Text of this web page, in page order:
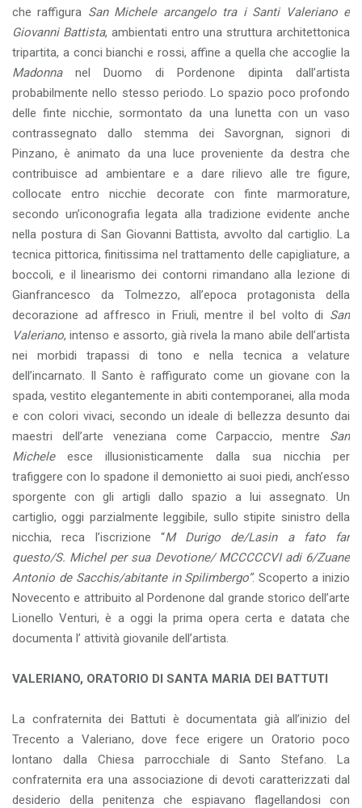
che raffigura San Michele arcangelo tra i Santi Valeriano e
Giovanni Battista, ambientati entro una struttura architettonica
tripartita, a conci bianchi e rossi, affine a quella che accoglie la
Madonnanel Duomo di Pordenone dipinta dall’artista
probabilmente nello stesso periodo. Lo spazio poco profondo
delle finte nicchie, sormontato da una lunetta con un vaso
contrassegnato dallo stemma dei Savorgnan, signori di
Pinzano, è animato da una luce proveniente da destra che
contribuisce ad ambientare e a dare rilievo alle tre figure,
collocate entro nicchie decorate con finte marmorature,
secondo un’iconografia legata alla tradizione evidente anche
nella postura di San Giovanni Battista, avvolto dal cartiglio. La
tecnica pittorica, finitissima nel trattamento delle capigliature, a
boccoli, e il linearismo dei contorni rimandano alla lezione di
Gianfrancesco da Tolmezzo, all’epoca protagonista della
decorazione ad affresco in Friuli, mentre il bel volto di San
Valeriano, intenso e assorto, già rivela la mano abile dell’artista
nei morbidi trapassi di tono e nella tecnica a velature
dell’incarnato. Il Santo è raffigurato come un giovane con la
spada, vestito elegantemente in abiti contemporanei, alla moda
e con colori vivaci, secondo un ideale di bellezza desunto dai
maestri dell’arte veneziana come Carpaccio, mentre San
Micheleesce illusionisticamente dalla sua nicchia per
trafiggere con lo spadone il demonietto ai suoi piedi, anch’esso
sporgente con gli artigli dallo spazio a lui assegnato. Un
cartiglio, oggi parzialmente leggibile, sullo stipite sinistro della
nicchia, reca l’iscrizione “M Durigo de/Lasin a fato far
questo/S. Michel per sua Devotione/ MCCCCCVI adi 6/Zuane
Antonio de Sacchis/abitante in Spilimbergo”. Scoperto a inizio
Novecento e attribuito al Pordenone dal grande storico dell’arte
Lionello Venturi, è a oggi la prima opera certa e datata che
documenta l’ attività giovanile dell’artista.
VALERIANO, ORATORIO DI SANTA MARIA DEI BATTUTI
La confraternita dei Battuti è documentata già all’inizio del
Trecento a Valeriano, dove fece erigere un Oratorio poco
lontano dalla Chiesa parrocchiale di Santo Stefano. La
confraternita era una associazione di devoti caratterizzati dal
desiderio della penitenza che espiavano flagellandosi con